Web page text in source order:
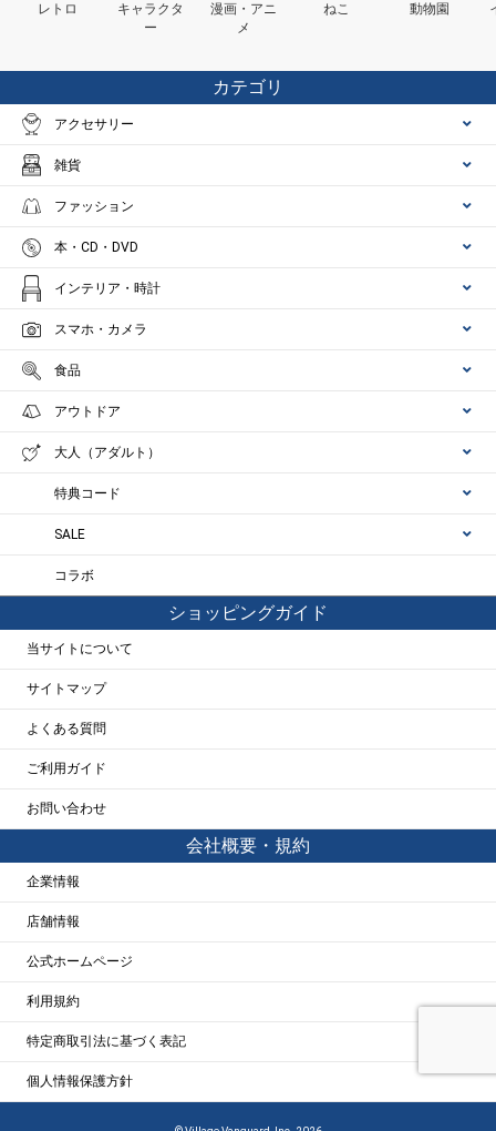
レトロ
キャラクタ
ー
漫画・アニ
メ
ねこ 動物園
カテゴリ
アクセサリー
雑貨
ファッション
本・CD・DVD
インテリア・時計
スマホ・カメラ
食品
アウトドア
大人（アダルト）
特典コード
SALE
コラボ
ショッピングガイド
当サイトについて
サイトマップ
よくある質問
ご利用ガイド
お問い合わせ
会社概要・規約
企業情報
店舗情報
公式ホームページ
利用規約
特定商取引法に基づく表記
個人情報保護方針